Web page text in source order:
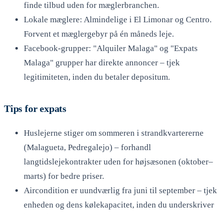
finde tilbud uden for mæglerbranchen.
Lokale mæglere: Almindelige i El Limonar og Centro.
Forvent et mæglergebyr på én måneds leje.
Facebook-grupper: "Alquiler Malaga" og "Expats
Malaga" grupper har direkte annoncer – tjek
legitimiteten, inden du betaler depositum.
Tips for expats
Huslejerne stiger om sommeren i strandkvartererne
(Malagueta, Pedregalejo) – forhandl
langtidslejekontrakter uden for højsæsonen (oktober–
marts) for bedre priser.
Aircondition er uundværlig fra juni til september – tjek
enheden og dens kølekapacitet, inden du underskriver